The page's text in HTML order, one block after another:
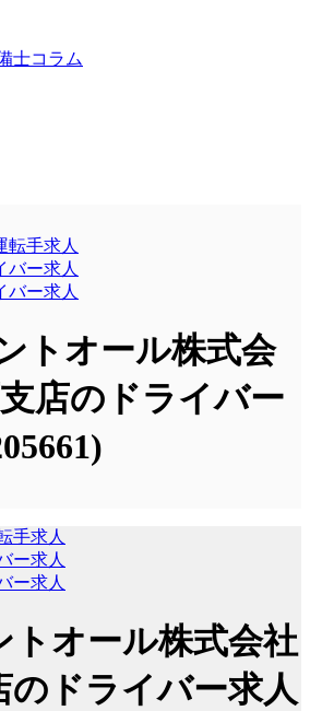
士コラム
転手求人
バー求人
バー求人
トオール株式会
店のドライバー
手求人
ー求人
ー求人
トオール株式会社
のドライバー求人